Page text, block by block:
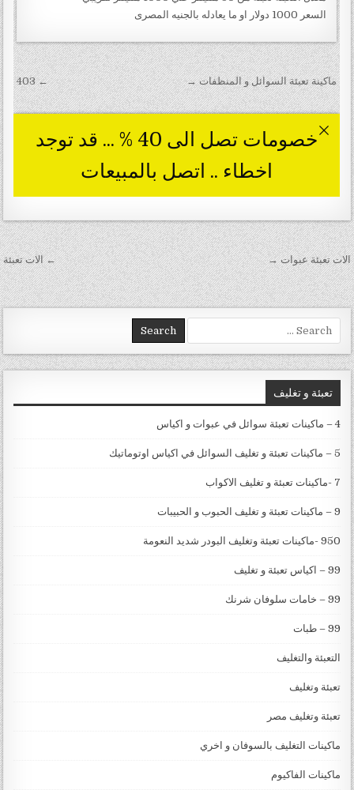
تصفّح المقالات ← الات تعبئة الات تعبئة عبوات →
Search for:
تعبئة و تغليف
4 – ماكينات تعبئة سوائل في عبوات و اكياس
5 – ماكينات تعبئة و تغليف السوائل في اكياس اوتوماتيك
7 -ماكينات تعبئة و تغليف الاكواب
9 – ماكينات تعبئة و تغليف الحبوب و الحبيبات
950 -ماكينات تعبئة وتغليف البودر شديد النعومة
99 – اكياس تعبئة و تغليف
99 – خامات سلوفان شرنك
99 – طبات
التعبئة والتغليف
تعبئة وتغليف
تعبئة وتغليف مصر
ماكينات التغليف بالسوفان و اخري
ماكينات الفاكيوم